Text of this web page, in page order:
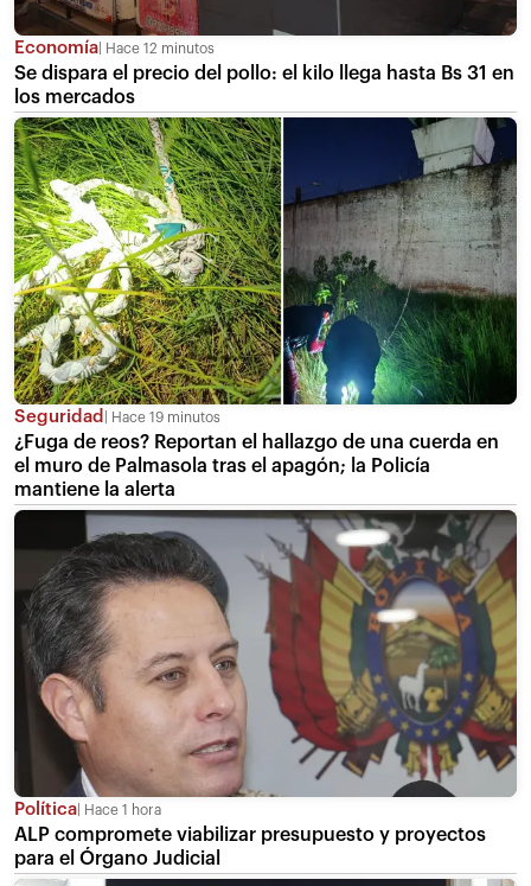
Economía Hace 12 minutos
Se dispara el precio del pollo: el kilo llega hasta Bs 31 en
los mercados
Seguridad Hace 19 minutos
¿Fuga de reos? Reportan el hallazgo de una cuerda en
el muro de Palmasola tras el apagón; la Policía
mantiene la alerta
Política Hace 1 hora
ALP compromete viabilizar presupuesto y proyectos
para el Órgano Judicial